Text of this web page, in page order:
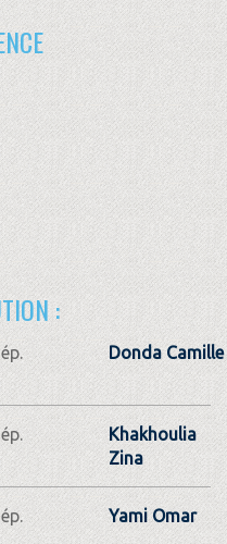
:
Donda Camille
Khakhoulia
Zina
Yami Omar